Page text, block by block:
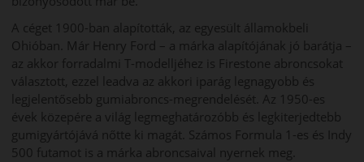
A céget 1900-ban alapították, az egyesült államokbeli
Ohióban. Már Henry Ford – a márka alapítójának jó barátja –
az akkor forradalmi T-modelljéhez is Firestone abroncsokat
választott, ezzel leadva az akkori iparág legnagyobb és
legjelentősebb gumiabroncs-megrendelését. Az 1950-es
évek közepére a világ legmeghatározóbb és legkiterjedtebb
gumigyártójává nőtte ki magát. Számos Formula 1-es és Indy
500 futamot is a márka abroncsaival nyernek meg.